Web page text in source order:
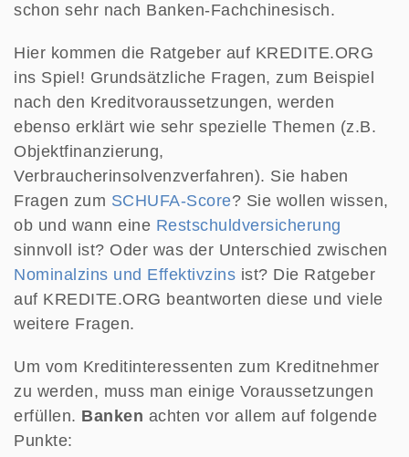
schon sehr nach Banken-Fachchinesisch.
Hier kommen die Ratgeber auf KREDITE.ORG
ins Spiel! Grundsätzliche Fragen, zum Beispiel
nach den Kreditvoraussetzungen, werden
ebenso erklärt wie sehr spezielle Themen (z.B.
Objektfinanzierung,
Verbraucherinsolvenzverfahren). Sie haben
Fragen zum SCHUFA-Score? Sie wollen wissen,
ob und wann eine Restschuldversicherung
sinnvoll ist? Oder was der Unterschied zwischen
Nominalzins und Effektivzins ist? Die Ratgeber
auf KREDITE.ORG beantworten diese und viele
weitere Fragen.
Um vom Kreditinteressenten zum Kreditnehmer
zu werden, muss man einige Voraussetzungen
erfüllen. Banken achten vor allem auf folgende
Punkte: